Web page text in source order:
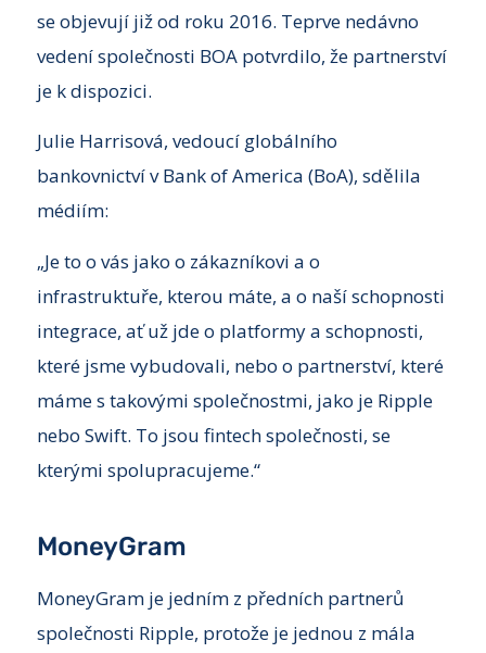
se objevují již od roku 2016. Teprve nedávno
vedení společnosti BOA potvrdilo, že partnerství
je k dispozici.
Julie Harrisová, vedoucí globálního
bankovnictví v Bank of America (BoA), sdělila
médiím:
„Je to o vás jako o zákazníkovi a o
infrastruktuře, kterou máte, a o naší schopnosti
integrace, ať už jde o platformy a schopnosti,
které jsme vybudovali, nebo o partnerství, které
máme s takovými společnostmi, jako je Ripple
nebo Swift. To jsou fintech společnosti, se
kterými spolupracujeme.“
MoneyGram
MoneyGram je jedním z předních partnerů
společnosti Ripple, protože je jednou z mála